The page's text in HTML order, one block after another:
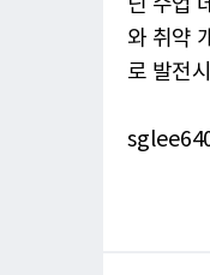
와 취약
로 발전